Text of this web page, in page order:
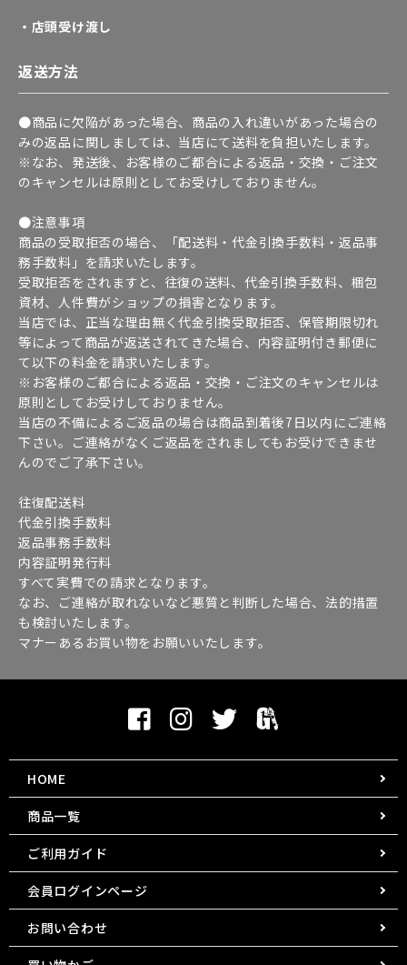
・店頭受け渡し
返送方法
●商品に欠陥があった場合、商品の入れ違いがあった場合の
みの返品に関しましては、当店にて送料を負担いたします。
※なお、発送後、お客様のご都合による返品・交換・ご注文
のキャンセルは原則としてお受けしておりません。
●注意事項
商品の受取拒否の場合、「配送料・代金引換手数料・返品事
務手数料」を請求いたします。
受取拒否をされますと、往復の送料、代金引換手数料、梱包
資材、人件費がショップの損害となります。
当店では、正当な理由無く代金引換受取拒否、保管期限切れ
等によって商品が返送されてきた場合、内容証明付き郵便に
て以下の料金を請求いたします。
※お客様のご都合による返品・交換・ご注文のキャンセルは
原則としてお受けしておりません。
当店の不備によるご返品の場合は商品到着後7日以内にご連絡
下さい。ご連絡がなくご返品をされましてもお受けできませ
んのでご了承下さい。
往復配送料
代金引換手数料
返品事務手数料
内容証明発行料
すべて実費での請求となります。
なお、ご連絡が取れないなど悪質と判断した場合、法的措置
も検討いたします。
マナーあるお買い物をお願いいたします。
HOME
商品一覧
ご利用ガイド
会員ログインページ
お問い合わせ